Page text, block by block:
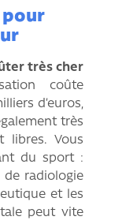
pour
très cher
coûte
d’euros,
très
libres. Vous
du sport :
de radiologie
et les
peut vite